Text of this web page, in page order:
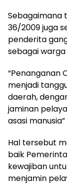
Sebagaimana
36/2009 juga
penderita
sebagai
“Penanganan
menjadi
daerah,
jaminan
asasi
Hal tersebut
baik
kewajiban
menjamin